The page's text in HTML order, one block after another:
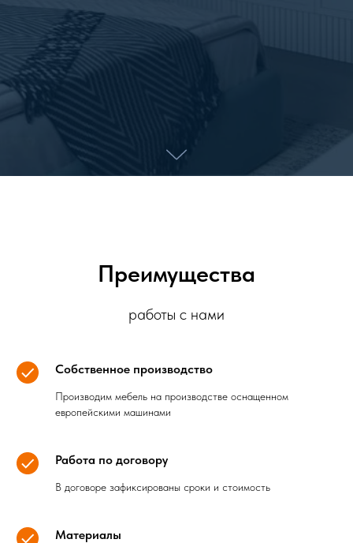
Преимущества
работы с нами
Собственное производство
Производим мебель на производстве оснащенном
европейскими машинами
Работа по договору
В договоре зафиксированы сроки и стоимость
Материалы